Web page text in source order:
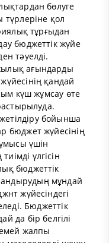
бөлуге
түрлеріне қол
тұрғыдан
бюджеттік жүйе
тәуелді.
ағындарды
қандай
күш жұмсау өте
бойынша
бюджет жүйесінің
үшін
үлгісін
бюджеттік
мұндай
жүйесіндегі
Бюджеттік
да бір белгілі
жалпы